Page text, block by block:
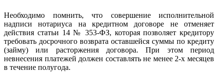
Необходимо помнить, что совершение исполнительной
надписи нотариуса на кредитном договоре не отменяет
действия статьи 14 № 353-ФЗ, которая позволяет кредитору
требовать досрочного возврата оставшейся суммы по кредиту
(займу) или расторжения договора. При этом период
невнесения платежей должен составлять не менее 2-х месяцев
в течение полугода.